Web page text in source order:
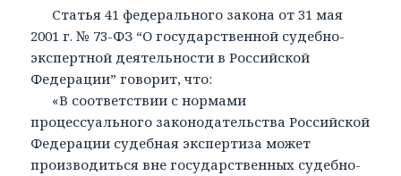
Статья 41 федерального закона от 31 мая
2001 г. № 73-ФЗ “О государственной судебно-
экспертной деятельности в Российской
Федерации” говорит, что:
«В соответствии с нормами
процессуального законодательства Российской
Федерации судебная экспертиза может
производиться вне государственных судебно-